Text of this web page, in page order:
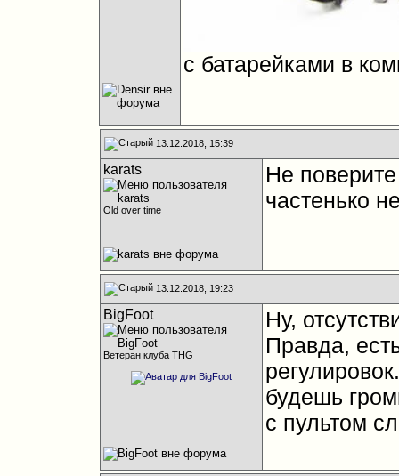
с батарейками в
13.12.2018, 15:39
karats
Old over time
Не
частенько
13.12.2018, 19:23
BigFoot
Ветеран клуба THG
Ну,
Правда,
будешь
с пультом